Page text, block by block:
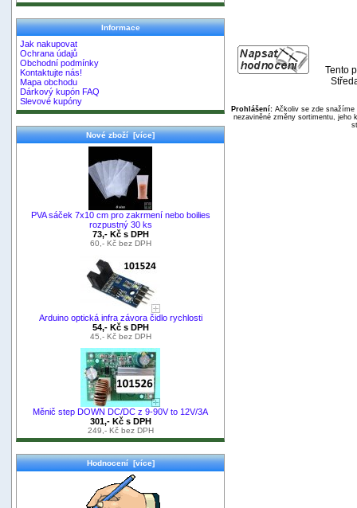
Informace
Jak nakupovat
Ochrana údajů
Obchodní podmínky
Kontaktujte nás!
Mapa obchodu
Dárkový kupón FAQ
Slevové kupóny
Nové zboží [více]
PVA sáček 7x10 cm pro zakrmení nebo boilies
rozpustný 30 ks
73,- Kč s DPH
60,- Kč bez DPH
Arduino optická infra závora čidlo rychlosti
54,- Kč s DPH
45,- Kč bez DPH
Měnič step DOWN DC/DC z 9-90V to 12V/3A
301,- Kč s DPH
249,- Kč bez DPH
Hodnocení [více]
Tento
Prohlášení:Ačkoliv se zde snažíme
nezaviněné změny sortimentu, jeho